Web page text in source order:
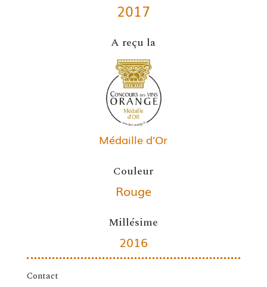
2017
A reçu la
Médaille d'Or
Couleur
Rouge
Millésime
2016
Contact